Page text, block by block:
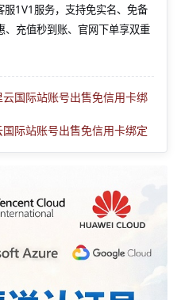
1V1服务，支持免实名、免备
充值秒到账、官网下单享双重
云国际站账号出售免信用卡绑
际站账号出售免信用卡绑定